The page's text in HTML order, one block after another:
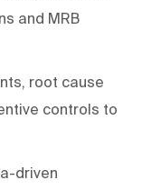
and MRB
root cause
controls to
driven